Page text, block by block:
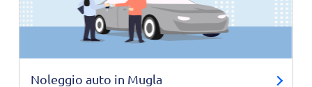
Noleggio auto in Mugla